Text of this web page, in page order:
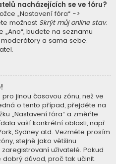
nacházejících se ve fóru?
„Nastavení fóra“ ->
možnost Skrýt můj online stav.
budete na seznamu
a sama sebe.
jinou časovou zónu, než ve
o tento případ, přejděte na
„Nastavení fóra“ a změňte
vaší konkrétní oblasti, např.
Sydney atd. Vezměte prosím
stejně jako většinu
uživatelé. Pokud
důvod, proč tak učinit.